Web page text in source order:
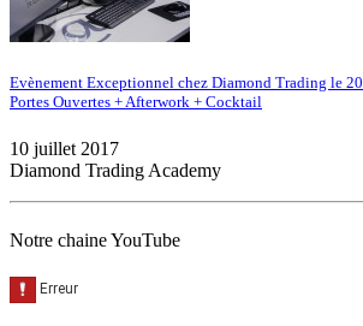
Evènement Exceptionnel chez Diamond Trading le
Portes Ouvertes + Afterwork + Cocktail
10 juillet 2017
Diamond Trading Academy
Notre chaine YouTube